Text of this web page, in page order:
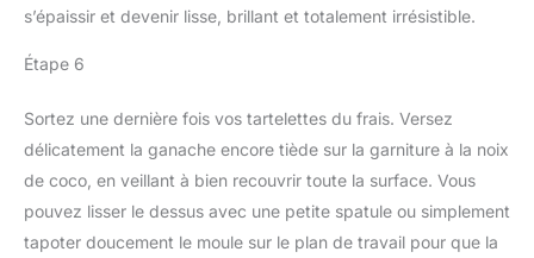
s’épaissir et devenir lisse, brillant et totalement irrésistible.
Étape 6
Sortez une dernière fois vos tartelettes du frais. Versez
délicatement la ganache encore tiède sur la garniture à la noix
de coco, en veillant à bien recouvrir toute la surface. Vous
pouvez lisser le dessus avec une petite spatule ou simplement
tapoter doucement le moule sur le plan de travail pour que la